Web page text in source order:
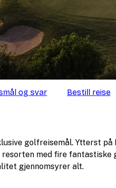
og svar Bestill reise
golfreisemål. Ytterst på
med fire fantastiske
gjennomsyrer alt.